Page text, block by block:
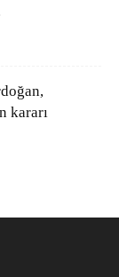
kararı